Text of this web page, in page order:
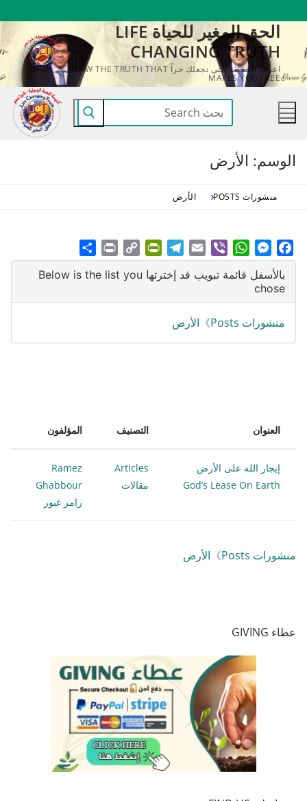
المحتوى
الحق المغير للحياة LIFE
CHANGING TRUTH
اعرف الحقيقة التي تجعلك حراً KNOW THE TRUTH THAT
MAKES YOU FREE
البحث
عن:
الوسم: الأرض
منشورات POSTS الأرض
Facebook
Messenger
WhatsApp
Viber
Email
Telegram
PrintFriendly
Copy
Link
Print
بالأسفل قائمة تبويب قد إخترتها Below is the list you
chose
منشورات Posts 》 الأرض
العنوان التصنيف المؤلفون
إيجار الله على الأرض
God’s Lease On Earth
Articles
مقالات
Ramez
Ghabbour
رامز غبور
منشورات Posts 》 الأرض
عطاء GIVING